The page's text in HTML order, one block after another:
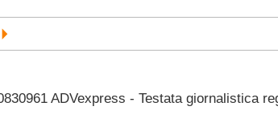
ADVexpress - Testata giornalistica